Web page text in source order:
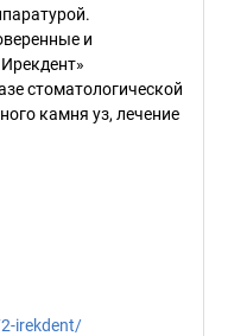
и
стоматологической
камня уз, лечение
irekdent/